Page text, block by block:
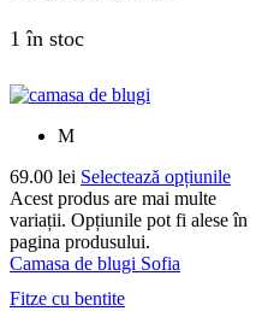
1 în stoc
M
69.00 lei Selectează opțiunile
Acest produs are mai multe
variații. Opțiunile pot fi alese în
pagina produsului.
Camasa de blugi Sofia
Fitze cu bentite